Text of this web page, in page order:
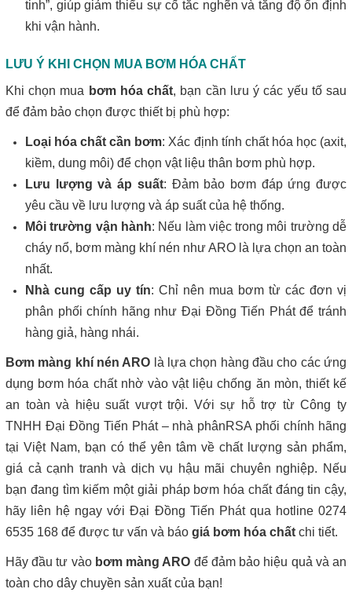
tinh”, giúp giảm thiểu sự cố tắc nghẽn và tăng độ ổn định
khi vận hành.
LƯU Ý KHI CHỌN MUA BƠM HÓA CHẤT
Khi chọn mua bơm hóa chất, bạn cần lưu ý các yếu tố sau
để đảm bảo chọn được thiết bị phù hợp:
Loại hóa chất cần bơm: Xác định tính chất hóa học (axit,
kiềm, dung môi) để chọn vật liệu thân bơm phù hợp.
Lưu lượng và áp suất: Đảm bảo bơm đáp ứng được
yêu cầu về lưu lượng và áp suất của hệ thống.
Môi trường vận hành: Nếu làm việc trong môi trường dễ
cháy nổ, bơm màng khí nén như ARO là lựa chọn an toàn
nhất.
Nhà cung cấp uy tín: Chỉ nên mua bơm từ các đơn vị
phân phối chính hãng như Đại Đồng Tiến Phát để tránh
hàng giả, hàng nhái.
Bơm màng khí nén ARO là lựa chọn hàng đầu cho các ứng
dụng bơm hóa chất nhờ vào vật liệu chống ăn mòn, thiết kế
an toàn và hiệu suất vượt trội. Với sự hỗ trợ từ Công ty
TNHH Đại Đồng Tiến Phát – nhà phânRSA phối chính hãng
tại Việt Nam, bạn có thể yên tâm về chất lượng sản phẩm,
giá cả cạnh tranh và dịch vụ hậu mãi chuyên nghiệp. Nếu
bạn đang tìm kiếm một giải pháp bơm hóa chất đáng tin cậy,
hãy liên hệ ngay với Đại Đồng Tiến Phát qua hotline 0274
6535 168 để được tư vấn và báo giá bơm hóa chất chi tiết.
Hãy đầu tư vào bơm màng ARO để đảm bảo hiệu quả và an
toàn cho dây chuyền sản xuất của bạn!